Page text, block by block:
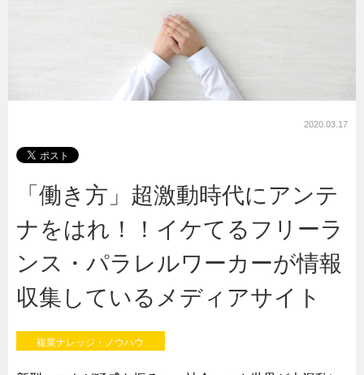
2020.03.17
「働き方」超激動時代にアンテ
ナをはれ！！イケてるフリーラ
ンス・パラレルワーカーが情報
収集しているメディアサイト
複業ナレッジ・ノウハウ